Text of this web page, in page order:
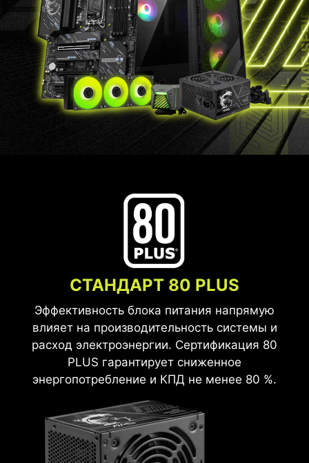
СТАНДАРТ 80 PLUS
Эффективность блока питания напрямую
влияет на производительность системы и
расход электроэнергии. Сертификация 80
PLUS гарантирует сниженное
энергопотребление и КПД не менее 80 %.